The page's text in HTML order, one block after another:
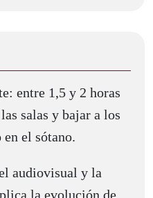
entre 1,5 y 2 horas
salas y bajar a los
el sótano.
audiovisual y la
la evolución de